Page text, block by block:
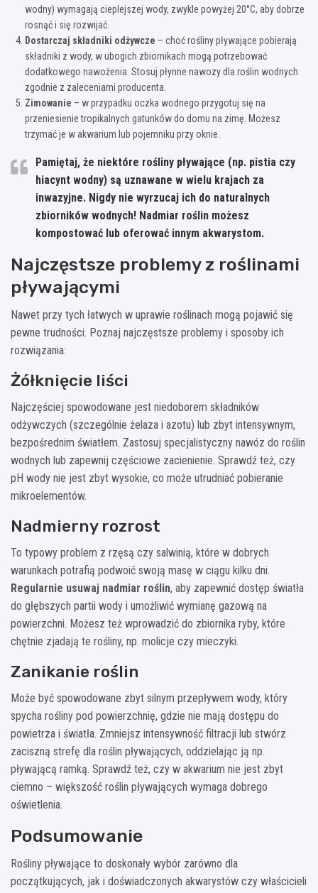
wodny) wymagają cieplejszej wody, zwykle powyżej 20°C, aby dobrze
rosnąć i się rozwijać.
Dostarczaj składniki odżywcze – choć rośliny pływające pobierają
składniki z wody, w ubogich zbiornikach mogą potrzebować
dodatkowego nawożenia. Stosuj płynne nawozy dla roślin wodnych
zgodnie z zaleceniami producenta.
Zimowanie – w przypadku oczka wodnego przygotuj się na
przeniesienie tropikalnych gatunków do domu na zimę. Możesz
trzymać je w akwarium lub pojemniku przy oknie.
Pamiętaj, że niektóre rośliny pływające (np. pistia czy
hiacynt wodny) są uznawane w wielu krajach za
inwazyjne. Nigdy nie wyrzucaj ich do naturalnych
zbiorników wodnych! Nadmiar roślin możesz
kompostować lub oferować innym akwarystom.
Najczęstsze problemy z roślinami
pływającymi
Nawet przy tych łatwych w uprawie roślinach mogą pojawić się
pewne trudności. Poznaj najczęstsze problemy i sposoby ich
rozwiązania:
Żółknięcie liści
Najczęściej spowodowane jest niedoborem składników
odżywczych (szczególnie żelaza i azotu) lub zbyt intensywnym,
bezpośrednim światłem. Zastosuj specjalistyczny nawóz do roślin
wodnych lub zapewnij częściowe zacienienie. Sprawdź też, czy
pH wody nie jest zbyt wysokie, co może utrudniać pobieranie
mikroelementów.
Nadmierny rozrost
To typowy problem z rzęsą czy salwinią, które w dobrych
warunkach potrafią podwoić swoją masę w ciągu kilku dni.
Regularnie usuwaj nadmiar roślin, aby zapewnić dostęp światła
do głębszych partii wody i umożliwić wymianę gazową na
powierzchni. Możesz też wprowadzić do zbiornika ryby, które
chętnie zjadają te rośliny, np. molicje czy mieczyki.
Zanikanie roślin
Może być spowodowane zbyt silnym przepływem wody, który
spycha rośliny pod powierzchnię, gdzie nie mają dostępu do
powietrza i światła. Zmniejsz intensywność filtracji lub stwórz
zaciszną strefę dla roślin pływających, oddzielając ją np.
pływającą ramką. Sprawdź też, czy w akwarium nie jest zbyt
ciemno – większość roślin pływających wymaga dobrego
oświetlenia.
Podsumowanie
Rośliny pływające to doskonały wybór zarówno dla
początkujących, jak i doświadczonych akwarystów czy właścicieli